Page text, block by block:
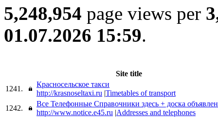
5,248,954 page views per
01.07.2026 15:59.
Site title
1241.
Красносельское такси
http://krasnoseltaxi.ru |Timetables of transport
1242.
Все Телефонные Справочники здесь + доска
http://www.notice.e45.ru |Addresses and telephones